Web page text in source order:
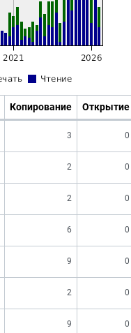
Копирование Открытие
3 0
2 0
2 0
6 0
9 0
2 0
9 0